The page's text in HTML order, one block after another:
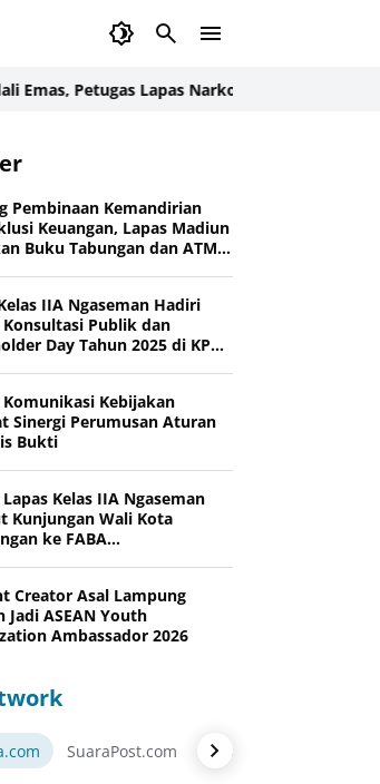
Petugas Lapas Narkotika Karang Intan Juara
Pembinaan Kemandirian
Keuangan, Lapas Madiun
Buku Tabungan dan ATM
IIA Ngaseman Hadiri
Publik dan
Day Tahun 2025 di KPPN
Kebijakan
Sinergi Perumusan Aturan
Bukti
Lapas Kelas IIA Ngaseman
Kunjungan Wali Kota
ke FABA
Creator Asal Lampung
Jadi ASEAN Youth
Ambassador 2026
SuaraPost.com NarasiNews.com